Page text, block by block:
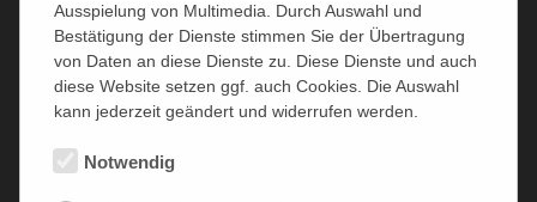
Ausspielung von Multimedia. Durch Auswahl und
Bestätigung der Dienste stimmen Sie der Übertragung
von Daten an diese Dienste zu. Diese Dienste und auch
diese Website setzen ggf. auch Cookies. Die Auswahl
kann jederzeit geändert und widerrufen werden.
Notwendig